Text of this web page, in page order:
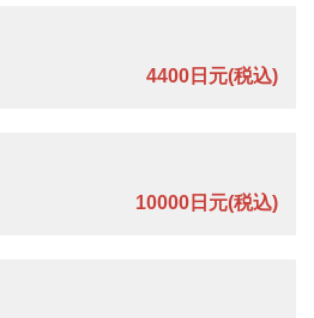
4400日元(税込)
10000日元(税込)